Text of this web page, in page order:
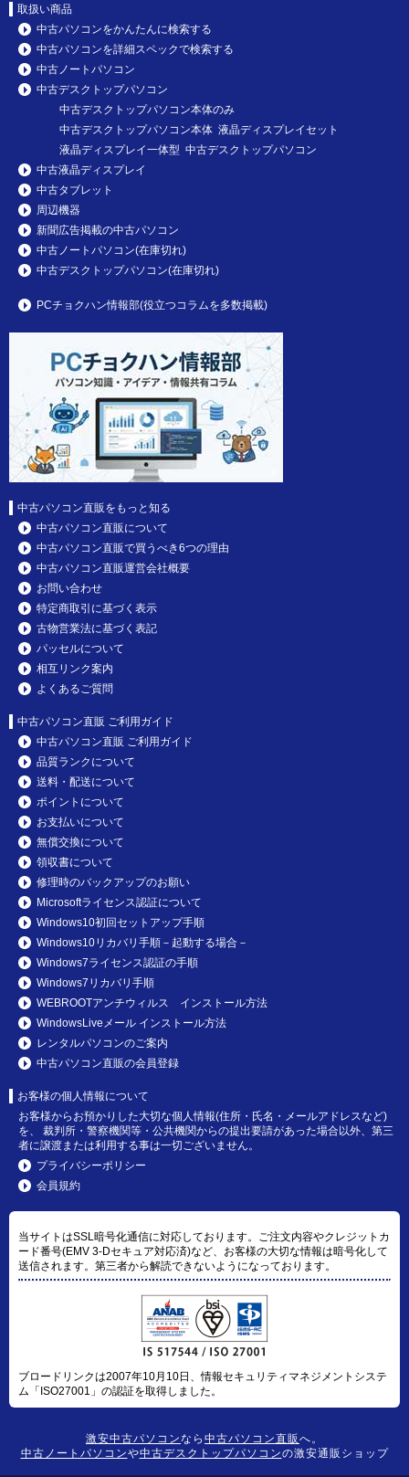
取扱い商品
中古パソコンをかんたんに検索する
中古パソコンを詳細スペックで検索する
中古ノートパソコン
中古デスクトップパソコン
中古デスクトップパソコン本体のみ
中古デスクトップパソコン本体 液晶ディスプレイセット
液晶ディスプレイ一体型 中古デスクトップパソコン
中古液晶ディスプレイ
中古タブレット
周辺機器
新聞広告掲載の中古パソコン
中古ノートパソコン(在庫切れ)
中古デスクトップパソコン(在庫切れ)
PCチョクハン情報部(役立つコラムを多数掲載)
中古パソコン直販をもっと知る
中古パソコン直販について
中古パソコン直販で買うべき6つの理由
中古パソコン直販運営会社概要
お問い合わせ
特定商取引に基づく表示
古物営業法に基づく表記
パッセルについて
相互リンク案内
よくあるご質問
中古パソコン直販 ご利用ガイド
中古パソコン直販 ご利用ガイド
品質ランクについて
送料・配送について
ポイントについて
お支払いについて
無償交換について
領収書について
修理時のバックアップのお願い
Microsoftライセンス認証について
Windows10初回セットアップ手順
Windows10リカバリ手順－起動する場合－
Windows7ライセンス認証の手順
Windows7リカバリ手順
WEBROOTアンチウィルス インストール方法
WindowsLiveメール インストール方法
レンタルパソコンのご案内
中古パソコン直販の会員登録
お客様の個人情報について
お客様からお預かりした大切な個人情報(住所・氏名・メールアドレスなど)
を、 裁判所・警察機関等・公共機関からの提出要請があった場合以外、第三
者に譲渡または利用する事は一切ございません。
プライバシーポリシー
会員規約
当サイトはSSL暗号化通信に対応しております。ご注文内容やクレジットカ
ード番号(EMV 3-Dセキュア対応済)など、お客様の大切な情報は暗号化して
送信されます。第三者から解読できないようになっております。
ブロードリンクは2007年10月10日、情報セキュリティマネジメントシステ
ム「ISO27001」の認証を取得しました。
激安中古パソコンなら 中古パソコン直販へ。
中古ノートパソコンや中古デスクトップパソコンの激安通販ショップ